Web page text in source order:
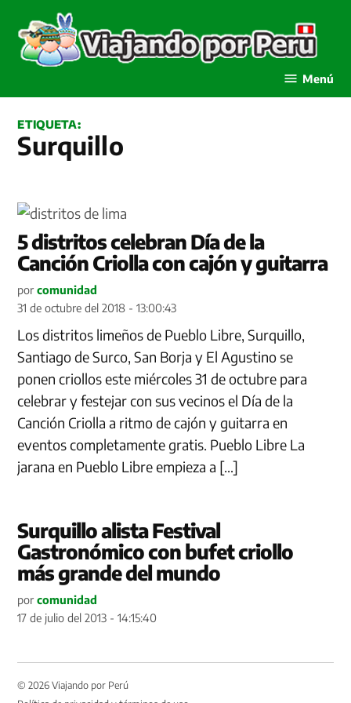
contenido
Menú
ETIQUETA:
Surquillo
5 distritos celebran Día de la
Canción Criolla con cajón y guitarra
por comunidad
31 de octubre del 2018 - 13:00:43
Los distritos limeños de Pueblo Libre, Surquillo,
Santiago de Surco, San Borja y El Agustino se
ponen criollos este miércoles 31 de octubre para
celebrar y festejar con sus vecinos el Día de la
Canción Criolla a ritmo de cajón y guitarra en
eventos completamente gratis. Pueblo Libre La
jarana en Pueblo Libre empieza a […]
Surquillo alista Festival
Gastronómico con bufet criollo
más grande del mundo
por comunidad
17 de julio del 2013 - 14:15:40
© 2026 Viajando por Perú